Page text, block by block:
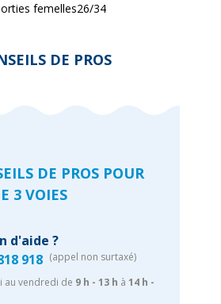
femelles26/34
DE PROS
DE PROS POUR
3 VOIES
d'aide ?
918 (appel non surtaxé)
au vendredi de 9 h - 13 h à 14 h -